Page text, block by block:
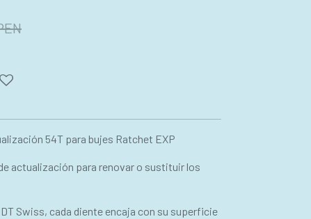
54T para bujes Ratchet EXP
actualización para renovar o sustituir los
Swiss, cada diente encaja con su superficie